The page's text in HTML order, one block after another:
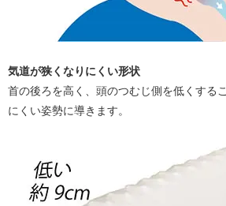
気道が狭くなりにくい形状
首の後ろを高く、頭のつむじ側を低くする
にくい姿勢に導きます。